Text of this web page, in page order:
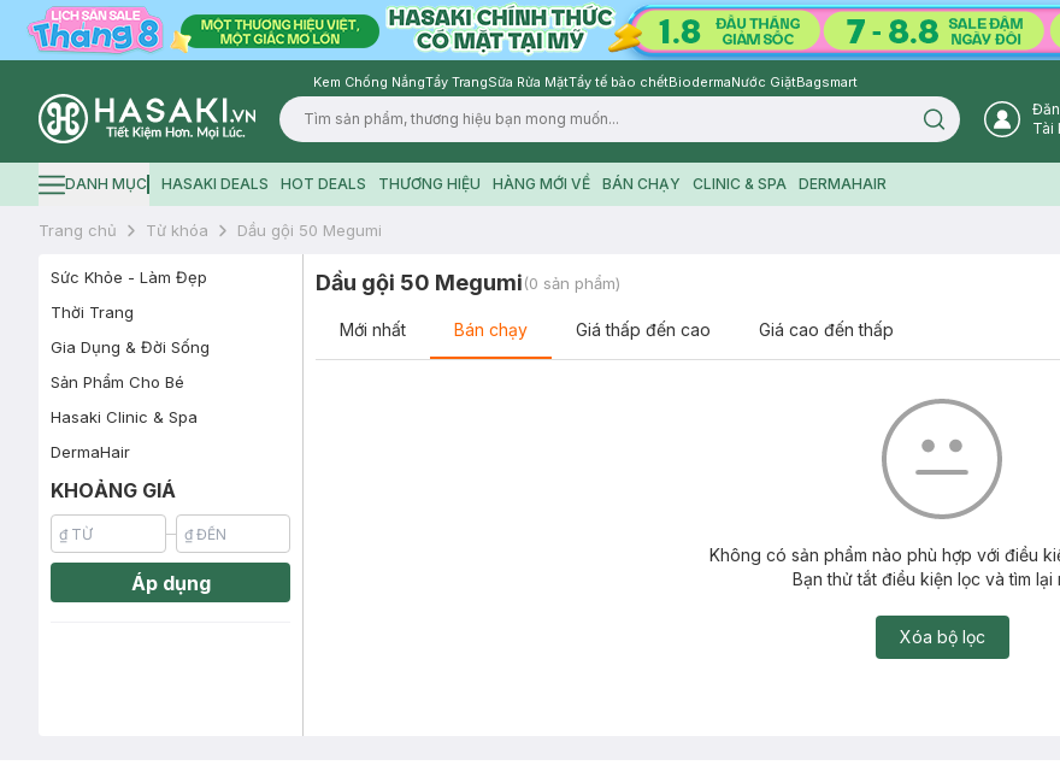
Kem Chống NắngTẩy TrangSữa Rửa MặtTẩy tế bào chếtBiodermaNước GiặtBagsmart
Logo
Search icon
Tài
Hamburger icon
DANH MỤC HASAKI DEALS HOT DEALS THƯƠNG HIỆU HÀNG MỚI VỀ BÁN CHẠY CLINIC & SPA DERMAHAIR
Trang chủ Từ khóa Dầu gội 50 Megumi
Sức Khỏe - Làm Đẹp
Thời Trang
Gia Dụng & Đời Sống
Sản Phẩm Cho Bé
Hasaki Clinic & Spa
DermaHair
KHOẢNG GIÁ
Áp dụng
Dầu gội 50 Megumi(0 sản phẩm)
Mới nhất Bán chạy Giá thấp đến cao Giá cao đến thấp
Không có sản phẩm nào phù hợp với điều
Bạn thử tắt điều kiện lọc và tìm lại
Xóa bộ lọc